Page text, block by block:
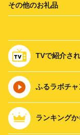
その他のお礼品
TVで紹介さ
ふるラボチ
ランキング